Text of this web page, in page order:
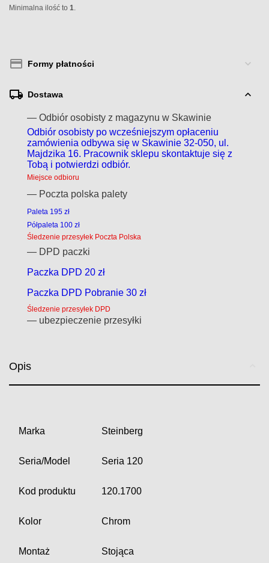
Minimalna ilość to1.
Formy płatności
Dostawa
— Odbiór osobisty z magazynu w Skawinie
Odbiór osobisty po wcześniejszym opłaceniu
zamówienia odbywa się w Skawinie 32-050, ul.
Majdzika 16. Pracownik sklepu skontaktuje się z
Tobą i potwierdzi odbiór.
Miejsce odbioru
— Poczta polska palety
Paleta 195 zł
Półpaleta 100 zł
Śledzenie przesyłek Poczta Polska
— DPD paczki
Paczka DPD 20 zł
Paczka DPD Pobranie 30 zł
Śledzenie przesyłek DPD
— ubezpieczenie przesyłki
Opis
Marka Steinberg
Seria/Model Seria 120
Kod produktu 120.1700
Kolor Chrom
Montaż Stojąca